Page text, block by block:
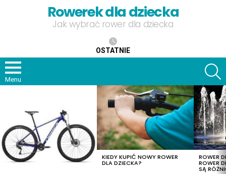
Rowerek dla dziecka
Jak wybrać rower dla dziecka
OSTATNIE
Menu
KIEDY KUPIĆ NOWY ROWER
DLA DZIECKA?
ROWER
ROWER
SĄ